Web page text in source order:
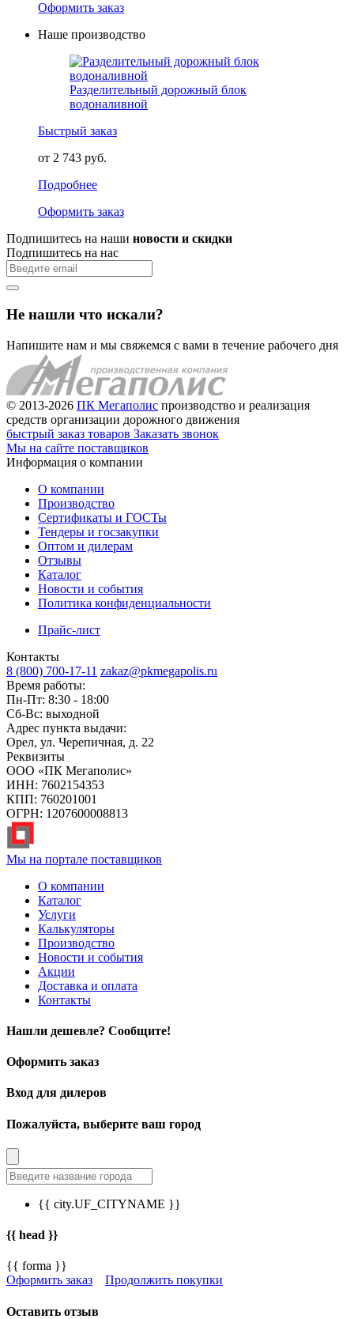
Оформить заказ
Наше производство
Разделительный дорожный блок
водоналивной
Быстрый заказ
от 2 743 руб.
Подробнее
Оформить заказ
Подпишитесь на наши новости и скидки
Подпишитесь на нас
Не нашли что искали?
Напишите нам и мы свяжемся с вами в течение рабочего дня
© 2013-2026 ПК Мегаполис производство и реализация
средств организации дорожного движения
быстрый заказ товаров Заказать звонок
Мы на сайте поставщиков
Информация о компании
О компании
Производство
Сертификаты и ГОСТы
Тендеры и госзакупки
Оптом и дилерам
Отзывы
Каталог
Новости и события
Политика конфиденциальности
Прайс-лист
Контакты
8 (800) 700-17-11 zakaz@pkmegapolis.ru
Время работы:
Пн-Пт: 8:30 - 18:00
Сб-Вс: выходной
Адрес пункта выдачи:
Орел, ул. Черепичная, д. 22
Реквизиты
ООО «ПК Мегаполис»
ИНН: 7602154353
КПП: 760201001
ОГРН: 1207600008813
Мы на портале поставщиков
О компании
Каталог
Услуги
Калькуляторы
Производство
Новости и события
Акции
Доставка и оплата
Контакты
Нашли дешевле? Сообщите!
Оформить заказ
Вход для дилеров
Пожалуйста, выберите ваш город
{{ city.UF_CITYNAME }}
{{ head }}
{{ forma }}
Оформить заказ
Продолжить покупки
Оставить отзыв